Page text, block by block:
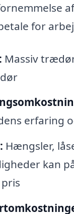
for
Massiv
erfaring
Hængsler,
kan